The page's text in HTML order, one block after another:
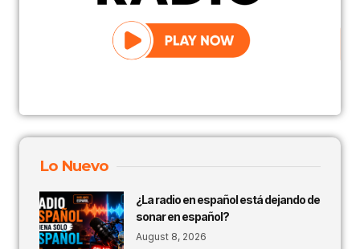
Lo Nuevo
¿La radio en español está dejando de
sonar en español?
August 8, 2026